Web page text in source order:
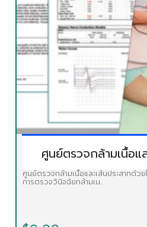
ศูนย์ตรวจกล้ามเนื้อแ
ศูนย์ตรวจกล้ามเนื้อและเส้นประสาทด้ว
การตรวจวินิจฉัยกล้ามเน..